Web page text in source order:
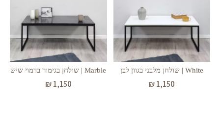
White | שולחן מלבני בגוון לבן
₪1,150
Marble | שולחן בגימור בדמוי שיש
₪1,150